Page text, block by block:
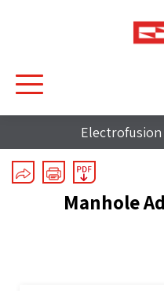
Electrofusion
Manhole